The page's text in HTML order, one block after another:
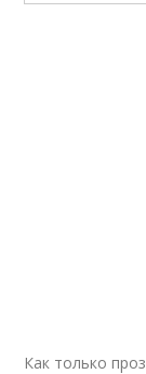
Как только